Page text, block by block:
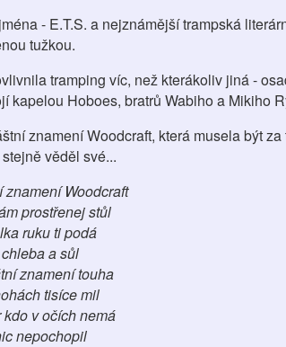
- E.T.S. a nejznámější trampská
tužkou.
tramping víc, než kterákoliv jiná -
kapelou Hoboes, bratrů Wabiho a Mikiho
znamení Woodcraft, která musela být za
věděl své...
znamení Woodcraft
prostřenej stůl
ruku ti podá
chleba a sůl
znamení touha
tisíce mil
kdo v očích nemá
nepochopil